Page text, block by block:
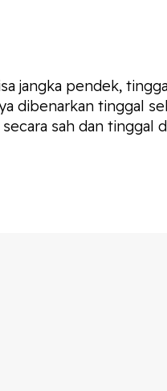
jangka pendek,
dibenarkan tinggal
sah dan tinggal